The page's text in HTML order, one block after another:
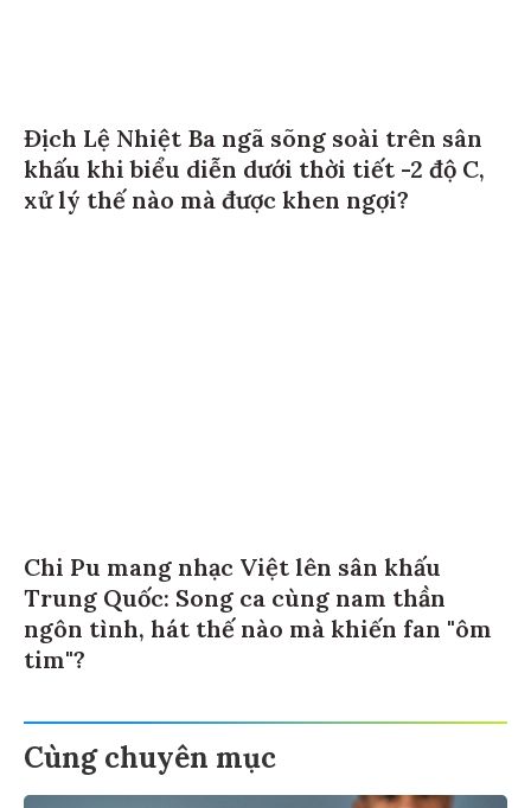
Địch Lệ Nhiệt Ba ngã sõng soài trên sân
khấu khi biểu diễn dưới thời tiết -2 độ C,
xử lý thế nào mà được khen ngợi?
Chi Pu mang nhạc Việt lên sân khấu
Trung Quốc: Song ca cùng nam thần
ngôn tình, hát thế nào mà khiến fan "ôm
tim"?
Cùng chuyên mục